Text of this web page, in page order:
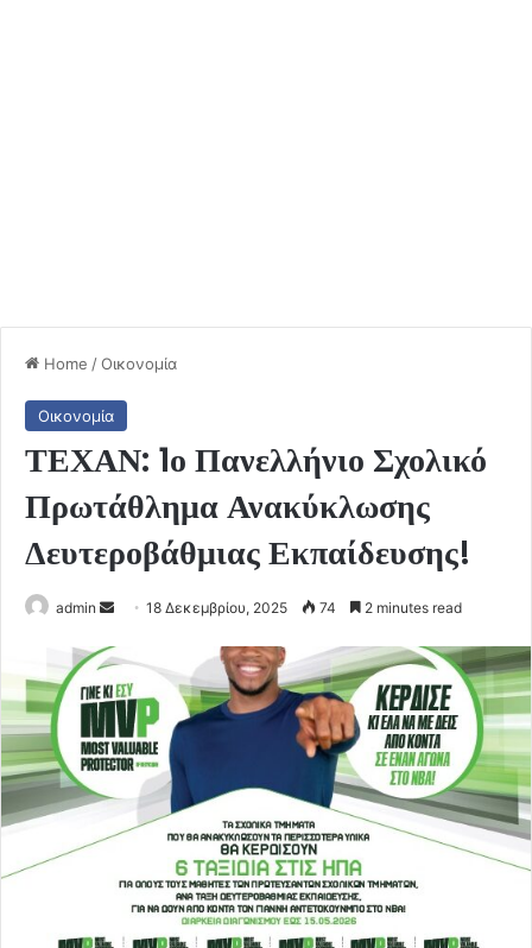
Home /Οικονομία
Οικονομία
ΤΕΧΑΝ: 1ο Πανελλήνιο Σχολικό
Πρωτάθλημα Ανακύκλωσης
Δευτεροβάθμιας Εκπαίδευσης!
admin
Send
email
18 Δεκεμβρίου, 2025 74 2 minutes read